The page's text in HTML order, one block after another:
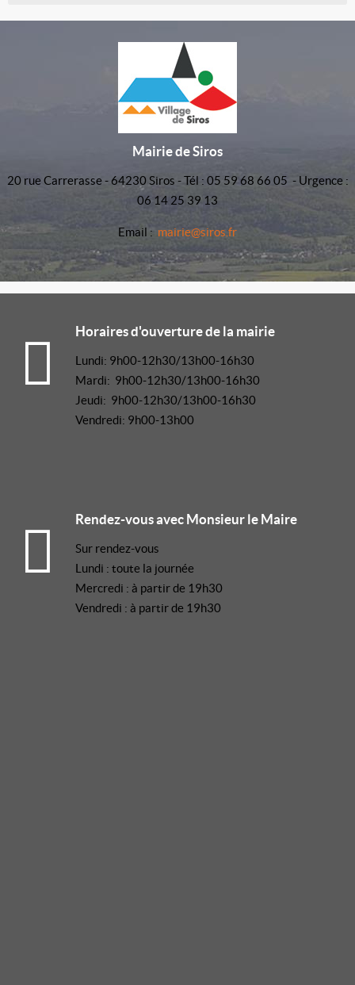
Mairie de Siros
20 rue Carrerasse - 64230 Siros - Tél : 05 59 68 66 05 - Urgence :
06 14 25 39 13
Email : mairie@siros.fr
Horaires d'ouverture de la mairie
Lundi: 9h00-12h30/13h00-16h30
Mardi: 9h00-12h30/13h00-16h30
Jeudi: 9h00-12h30/13h00-16h30
Vendredi: 9h00-13h00
Rendez-vous avec Monsieur le Maire
Sur rendez-vous
Lundi : toute la journée
Mercredi : à partir de 19h30
Vendredi : à partir de 19h30